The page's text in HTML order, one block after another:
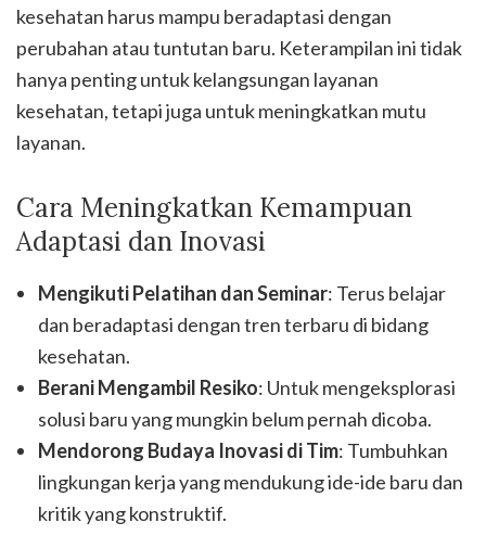
kesehatan harus mampu beradaptasi dengan
perubahan atau tuntutan baru. Keterampilan ini tidak
hanya penting untuk kelangsungan layanan
kesehatan, tetapi juga untuk meningkatkan mutu
layanan.
Cara Meningkatkan Kemampuan
Adaptasi dan Inovasi
Mengikuti Pelatihan dan Seminar: Terus belajar
dan beradaptasi dengan tren terbaru di bidang
kesehatan.
Berani Mengambil Resiko: Untuk mengeksplorasi
solusi baru yang mungkin belum pernah dicoba.
Mendorong Budaya Inovasi di Tim: Tumbuhkan
lingkungan kerja yang mendukung ide-ide baru dan
kritik yang konstruktif.